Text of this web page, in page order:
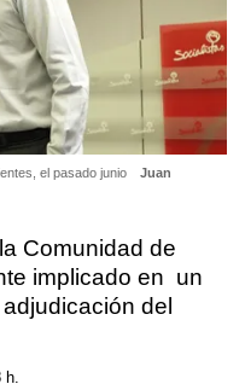
el pasado junio
Juan
Comunidad de
implicado en un
del
h.